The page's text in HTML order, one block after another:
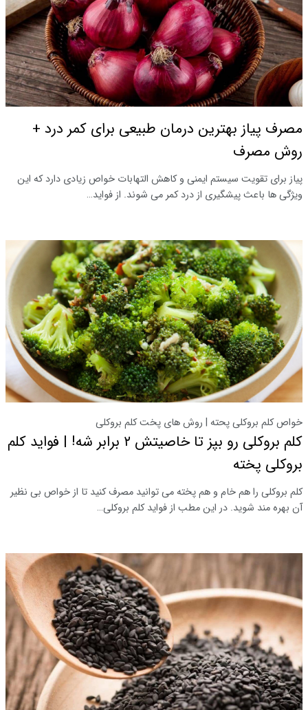
مصرف پیاز بهترین درمان طبیعی برای کمر درد +
روش مصرف
پیاز برای تقویت سیستم ایمنی و کاهش التهابات خواص زیادی دارد که این
ویژگی ها باعث پیشگیری از درد کمر می شوند. از فواید…
خواص کلم بروکلی پحته | روش های پخت کلم بروکلی
کلم بروکلی رو بپز تا خاصیتش ۲ برابر شه! | فواید کلم
بروکلی پخته
کلم بروکلی را هم خام و هم پخته می توانید مصرف کنید تا از خواص بی نظیر
آن بهره مند شوید. در این مطب از فواید کلم بروکلی…